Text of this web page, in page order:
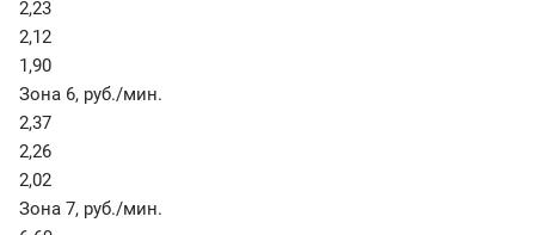
2,23
2,12
1,90
Зона 6, руб./мин.
2,37
2,26
2,02
Зона 7, руб./мин.